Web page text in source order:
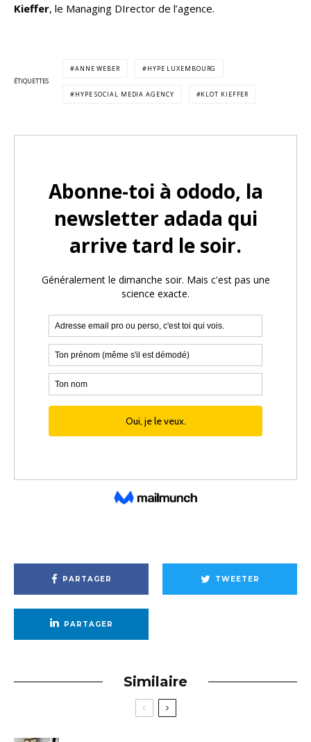
Kieffer, le Managing DIrector de l’agence.
ÉTIQUETTES
ANNE WEBER HYPE LUXEMBOURG
HYPE SOCIAL MEDIA AGENCY KLOT KIEFFER
PARTAGER TWEETER
PARTAGER
Similaire